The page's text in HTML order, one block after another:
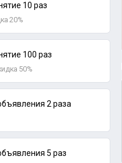
10 раз
20%
100 раз
50%
2 раза
5 раз